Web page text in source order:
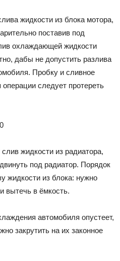
жидкости из блока мотора,
поставив под
охлаждающей жидкости
дабы не допустить разлива
Пробку и сливное
следует протереть
жидкости из радиатора,
под радиатор. Порядок
жидкости из блока: нужно
вытечь в ёмкость.
автомобиля опустеет,
закрутить на их законное